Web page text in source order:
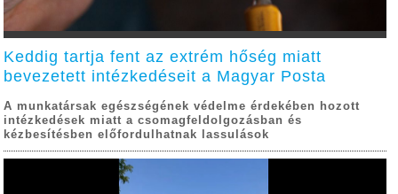
Keddig tartja fent az extrém hőség miatt
bevezetett intézkedéseit a Magyar Posta
A munkatársak egészségének védelme érdekében hozott
intézkedések miatt a csomagfeldolgozásban és
kézbesítésben előfordulhatnak lassulások